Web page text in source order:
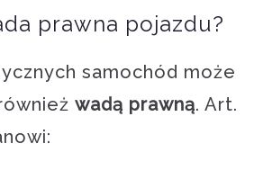
prawna pojazdu?
samochód może
wadą prawną. Art.